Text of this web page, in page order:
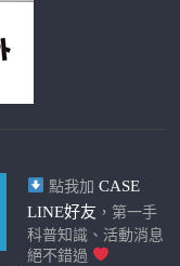
點我加 CASE
LINE好友 ，第一手
科普知識、活動消息
絕不錯過